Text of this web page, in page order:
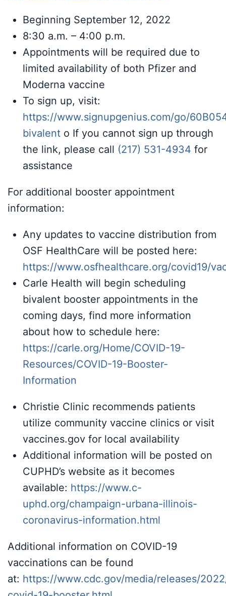
Beginning September 12, 2022
8:30 a.m. – 4:00 p.m.
Appointments will be required due to
limited availability of both Pfizer and
Moderna vaccine
To sign up, visit:
https://www.signupgenius.com/go/
bivalent o If you cannot sign up through
the link, please call (217) 531-4934 for
assistance
For additional booster appointment
information:
Any updates to vaccine distribution from
OSF HealthCare will be posted here:
https://www.osfhealthcare.org/covid19/
Carle Health will begin scheduling
bivalent booster appointments in the
coming days, find more information
about how to schedule here:
https://carle.org/Home/COVID-19-
Resources/COVID-19-Booster-
Information
Christie Clinic recommends patients
utilize community vaccine clinics or visit
vaccines.gov for local availability
Additional information will be posted on
CUPHD’s website as it becomes
available: https://www.c-
uphd.org/champaign-urbana-illinois-
coronavirus-information.html
Additional information on COVID-19
vaccinations can be found
at: https://www.cdc.gov/media/releases/